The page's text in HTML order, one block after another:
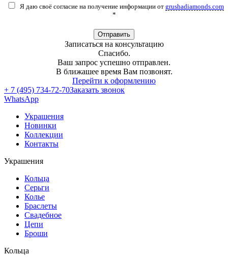
Я даю своё согласие на получение информации от grushadiamonds.com
*
Отправить
Записаться на консультацию
Спасибо.
Ваш запрос успешно отправлен.
В ближашее время Вам позвонят.
Перейти к оформлению
+ 7 (495) 734-72-70Заказать звонок
WhatsApp
Украшения
Новинки
Коллекции
Контакты
Украшения
Кольца
Серьги
Колье
Браслеты
Свадебное
Цепи
Броши
Кольца